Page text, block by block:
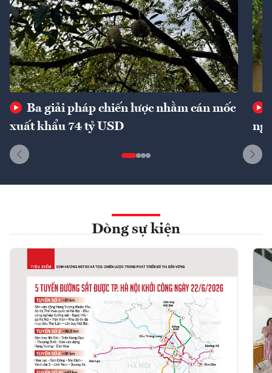
Ba giải pháp chiến lược nhằm cán mốc
xuất khẩu 74 tỷ USD
Dòng sự kiện